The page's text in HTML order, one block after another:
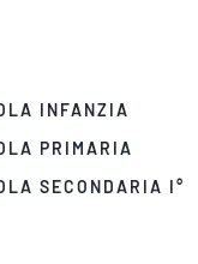
INFANZIA
PRIMARIA
SECONDARIA I°